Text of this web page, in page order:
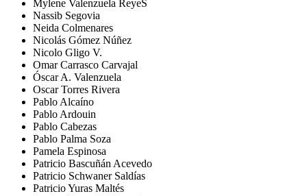
Mylene Valenzuela ReyeS
Nassib Segovia
Neida Colmenares
Nicolás Gómez Núñez
Nicolo Gligo V.
Omar Carrasco Carvajal
Óscar A. Valenzuela
Oscar Torres Rivera
Pablo Alcaíno
Pablo Ardouin
Pablo Cabezas
Pablo Palma Soza
Pamela Espinosa
Patricio Bascuñán Acevedo
Patricio Schwaner Saldías
Patricio Yuras Maltés